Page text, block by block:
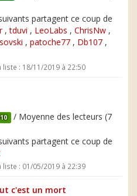
partagent ce coup de
,tduvi , LeoLabs , ChrisNw ,
, patoche77 , Db107 ,
: 18/11/2019 à 22:50
/ Moyenne des lecteurs (7
partagent ce coup de
: 01/05/2019 à 22:39
c'est un mort